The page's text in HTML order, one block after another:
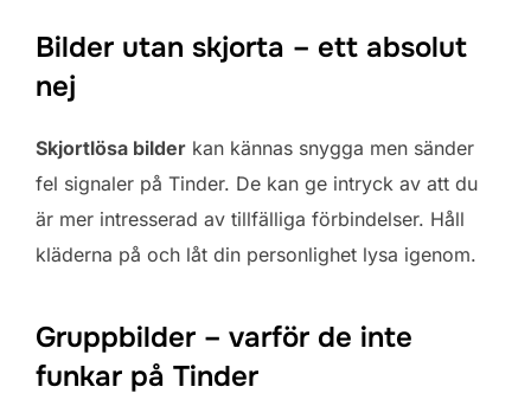
Bilder utan skjorta – ett absolut
nej
Skjortlösa bilder kan kännas snygga men sänder
fel signaler på Tinder. De kan ge intryck av att du
är mer intresserad av tillfälliga förbindelser. Håll
kläderna på och låt din personlighet lysa igenom.
Gruppbilder – varför de inte
funkar på Tinder